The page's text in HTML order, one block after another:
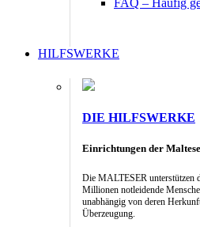
FAQ – Häufig
HILFSWERKE
DIE HILFSWERKE
Einrichtungen der
Die MALTESER unterstützen
Millionen notleidende
unabhängig von deren
Überzeugung.